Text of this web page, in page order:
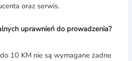
oraz serwis.
uprawnień do prowadzenia?
10 KM nie są wymagane żadne